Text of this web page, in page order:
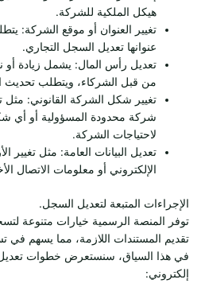
هيكل الملكية للشركة.
تغيير العنوان أو موقع الشركة:
عنوانها تعديل السجل التجاري.
تعديل رأس المال: يشمل زيادة
من قبل الشركاء، ويتطلب تحديث
تغيير شكل الشركة القانوني:
شركة محدودة المسؤولية أو أي
لاحتياجات الشركة.
تعديل البيانات العامة: مثل تغيير
الإلكتروني أو معلومات الاتصال
الإجراءات المتبعة لتعديل السجل.
توفر المنصة الرسمية خيارات متنوعة
تقديم المستندات اللازمة، مما يسهم في
في هذا السياق، سنستعرض خطوات
إلكتروني: